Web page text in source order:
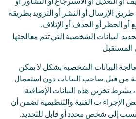
أو التعديل أو الاسترجاع أو التشاور أو
الإرسال أو النشر أو التزويد بطريقة
أو الحظر أو الحذف أو الإتلاف.
البيانات الشخصية التي تتم معالجتها
المستقبل.
البيانات الشخصية بشكل لا يمكن
من قبل صاحب البيانات دون استعمال
بشرط تخزين هذه البيانات الإضافية
الفنية والتنظيمية تضمن أن
تنسب إلى شخص محدد أو قابل للتحديد.